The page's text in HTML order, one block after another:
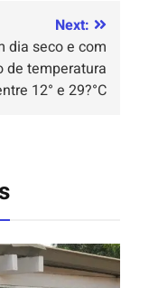
Next:
dia seco e com
de temperatura
12° e 29?°C